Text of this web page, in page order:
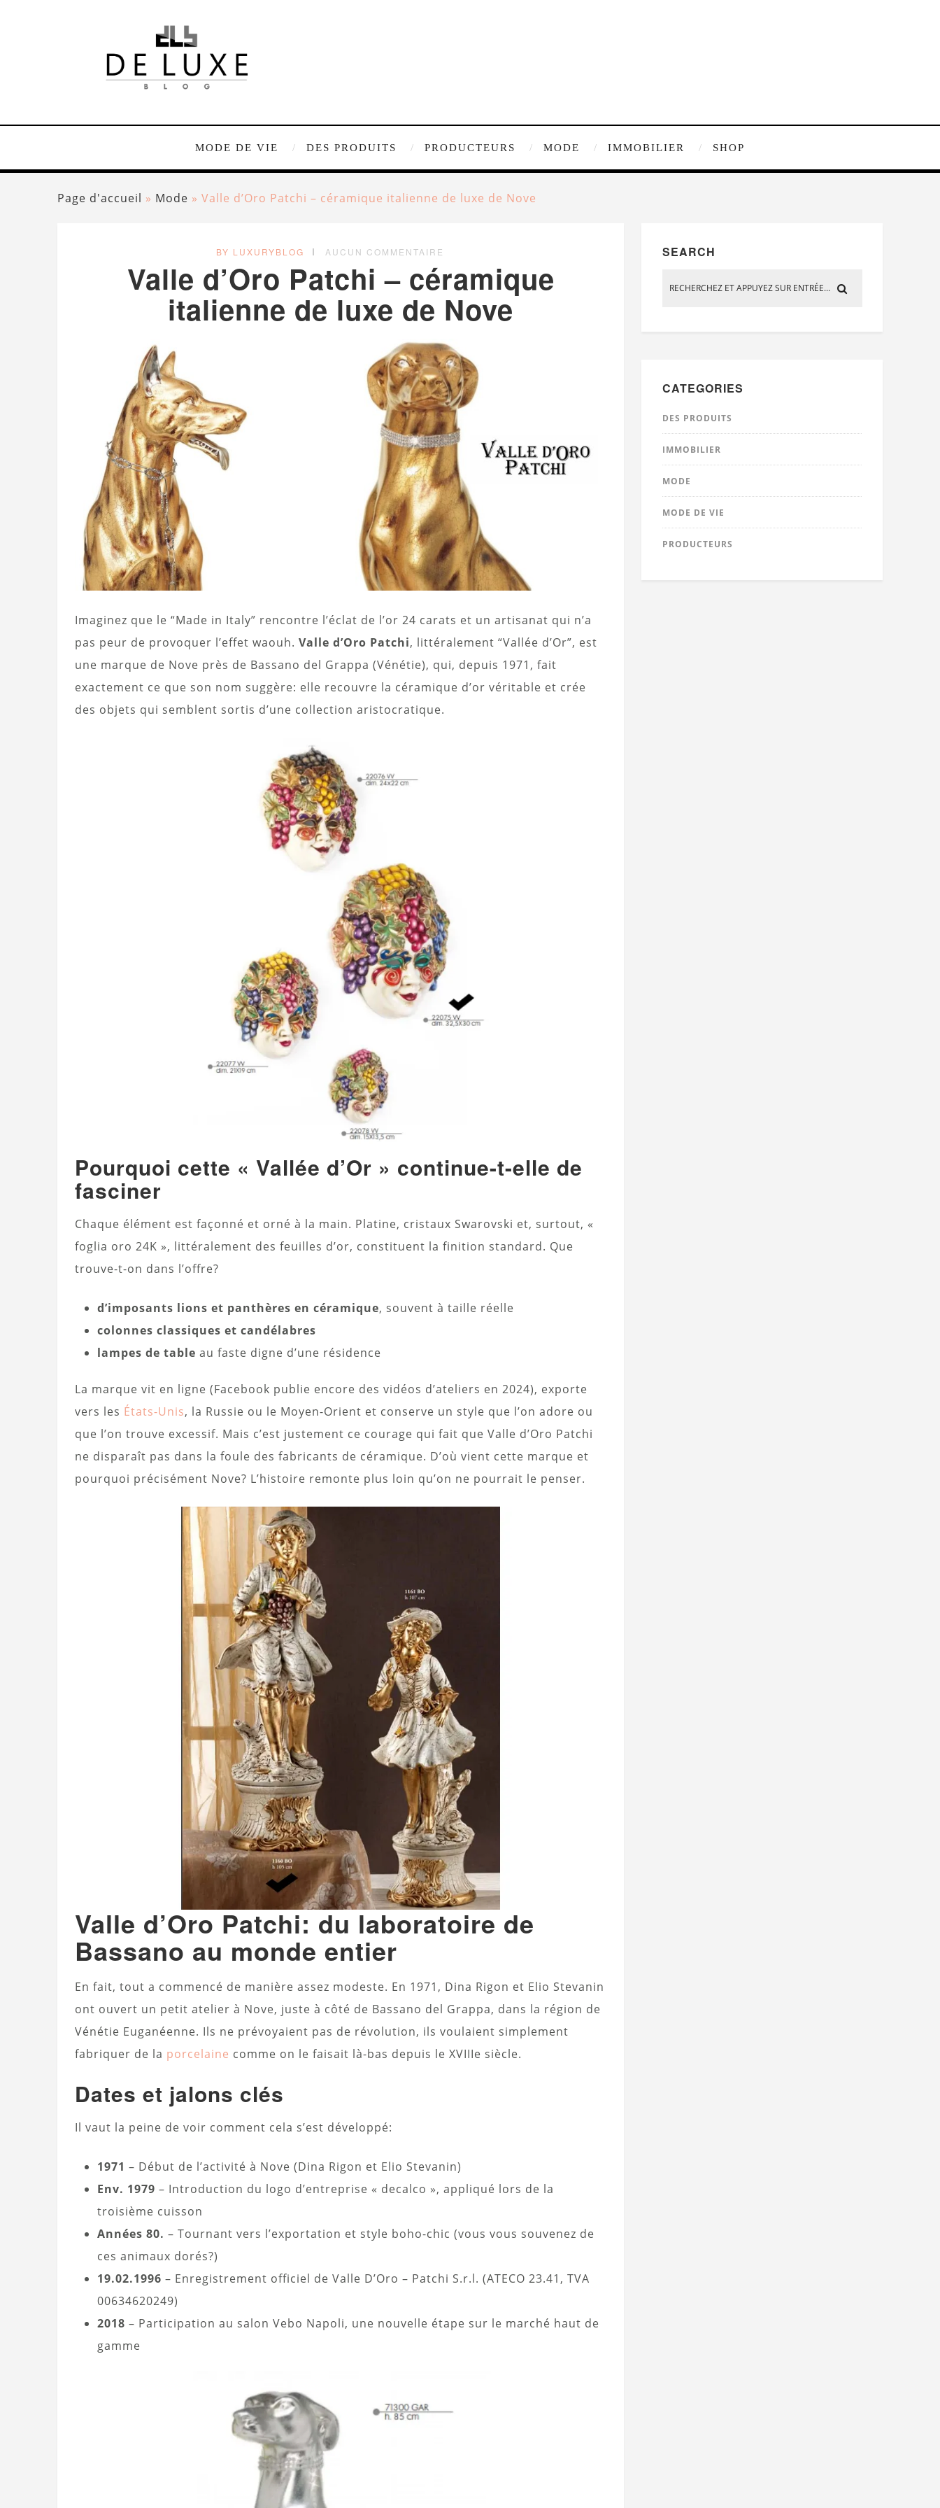
MODE DE VIE DES PRODUITS PRODUCTEURS MODE IMMOBILIER SHOP
Page d'accueil » Mode » Valle d’Oro Patchi – céramique italienne de luxe de Nove
BY LUXURYBLOG AUCUN COMMENTAIRE
Valle d’Oro Patchi – céramique
italienne de luxe de Nove
Imaginez que le “Made in Italy” rencontre l’éclat de l’or 24 carats et un artisanat qui n’a
pas peur de provoquer l’effet waouh. Valle d’Oro Patchi, littéralement “Vallée d’Or”, est
une marque de Nove près de Bassano del Grappa (Vénétie), qui, depuis 1971, fait
exactement ce que son nom suggère: elle recouvre la céramique d’or véritable et crée
des objets qui semblent sortis d’une collection aristocratique.
Pourquoi cette « Vallée d’Or » continue-t-elle de
fasciner
Chaque élément est façonné et orné à la main. Platine, cristaux Swarovski et, surtout, «
foglia oro 24K », littéralement des feuilles d’or, constituent la finition standard. Que
trouve-t-on dans l’offre?
d’imposants lions et panthères en céramique, souvent à taille réelle
colonnes classiques et candélabres
lampes de table au faste digne d’une résidence
La marque vit en ligne (Facebook publie encore des vidéos d’ateliers en 2024), exporte
vers les États-Unis, la Russie ou le Moyen-Orient et conserve un style que l’on adore ou
que l’on trouve excessif. Mais c’est justement ce courage qui fait que Valle d’Oro Patchi
ne disparaît pas dans la foule des fabricants de céramique. D’où vient cette marque et
pourquoi précisément Nove? L’histoire remonte plus loin qu’on ne pourrait le penser.
Valle d’Oro Patchi: du laboratoire de
Bassano au monde entier
En fait, tout a commencé de manière assez modeste. En 1971, Dina Rigon et Elio Stevanin
ont ouvert un petit atelier à Nove, juste à côté de Bassano del Grappa, dans la région de
Vénétie Euganéenne. Ils ne prévoyaient pas de révolution, ils voulaient simplement
fabriquer de la porcelaine comme on le faisait là-bas depuis le XVIIIe siècle.
Dates et jalons clés
Il vaut la peine de voir comment cela s’est développé:
1971 – Début de l’activité à Nove (Dina Rigon et Elio Stevanin)
Env. 1979 – Introduction du logo d’entreprise « decalco », appliqué lors de la
troisième cuisson
Années 80. – Tournant vers l’exportation et style boho-chic (vous vous souvenez de
ces animaux dorés?)
19.02.1996 – Enregistrement officiel de Valle D’Oro – Patchi S.r.l. (ATECO 23.41, TVA
00634620249)
2018 – Participation au salon Vebo Napoli, une nouvelle étape sur le marché haut de
gamme
SEARCH
CATEGORIES
DES PRODUITS
IMMOBILIER
MODE
MODE DE VIE
PRODUCTEURS